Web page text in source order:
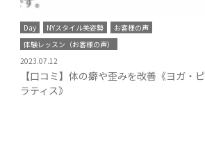
Day NYスタイル美姿勢
お客様の声
体験レッスン（お客様の声）
2023.07.12
【口コミ】体の癖や歪みを改善《ヨガ・ピ
ラティス》